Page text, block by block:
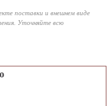
поставки и внешнем виде
Уточняйте всю